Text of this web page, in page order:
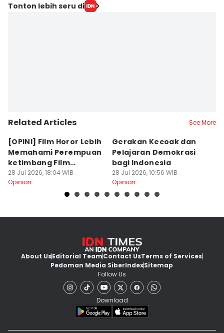
Tonton lebih seru di
Related Articles See More
[OPINI] Film Horor Lebih
Memahami Perempuan
ketimbang Film
Romantis
28 Jul 2026, 18:04 WIB
Opinion
Gerakan Kecoak dan
Pelajaran Demokrasi
bagi Indonesia
28 Jul 2026, 10:56 WIB
Opinion
About UsEditorial TeamContact UsTerms of Services
Pedoman Media SiberIndexSitemap
Follow Us
Download